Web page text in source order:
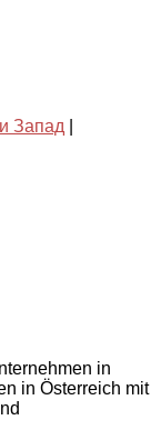
Запад
in
in Österreich mit